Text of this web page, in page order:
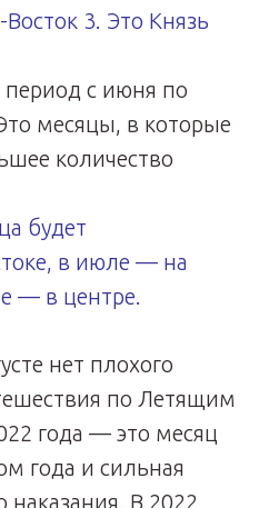
3. Это Князь
с июня по
месяцы, в которые
количество
будет
в июле — на
— в центре.
нет плохого
по Летящим
года — это месяц
года и сильная
наказания. В 2022